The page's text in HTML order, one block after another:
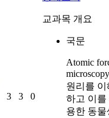
3 3 0
교과목 개요
국문
Atomic
원리를 이
하고 이를
용한 동물